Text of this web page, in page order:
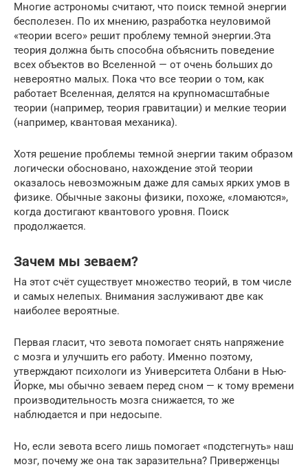
Многие астрономы считают, что поиск темной энергии
бесполезен. По их мнению, разработка неуловимой
«теории всего» решит проблему темной энергии.Эта
теория должна быть способна объяснить поведение
всех объектов во Вселенной — от очень больших до
невероятно малых. Пока что все теории о том, как
работает Вселенная, делятся на крупномасштабные
теории (например, теория гравитации) и мелкие теории
(например, квантовая механика).
Хотя решение проблемы темной энергии таким образом
логически обосновано, нахождение этой теории
оказалось невозможным даже для самых ярких умов в
физике. Обычные законы физики, похоже, «ломаются»,
когда достигают квантового уровня. Поиск
продолжается.
Зачем мы зеваем?
На этот счёт существует множество теорий, в том числе
и самых нелепых. Внимания заслуживают две как
наиболее вероятные.
Первая гласит, что зевота помогает снять напряжение
с мозга и улучшить его работу. Именно поэтому,
утверждают психологи из Университета Олбани в Нью-
Йорке, мы обычно зеваем перед сном — к тому времени
производительность мозга снижается, то же
наблюдается и при недосыпе.
Но, если зевота всего лишь помогает «подстегнуть» наш
мозг, почему же она так заразительна? Приверженцы